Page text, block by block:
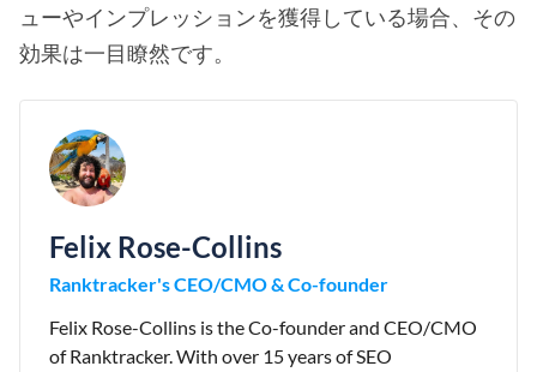
ューやインプレッションを獲得している場合、その
効果は一目瞭然です。
Felix Rose-Collins
Ranktracker's CEO/CMO & Co-founder
Felix Rose-Collins is the Co-founder and CEO/CMO
of Ranktracker. With over 15 years of SEO